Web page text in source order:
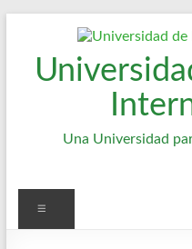
contenido
Una Universidad